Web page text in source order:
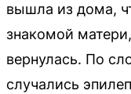
вышла из дома,
знакомой
вернулась. По
случались